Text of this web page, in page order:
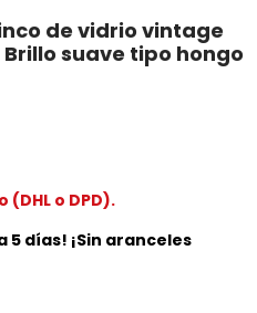
de vidrio vintage
suave tipo hongo
o DPD).
5 días! ¡Sin aranceles